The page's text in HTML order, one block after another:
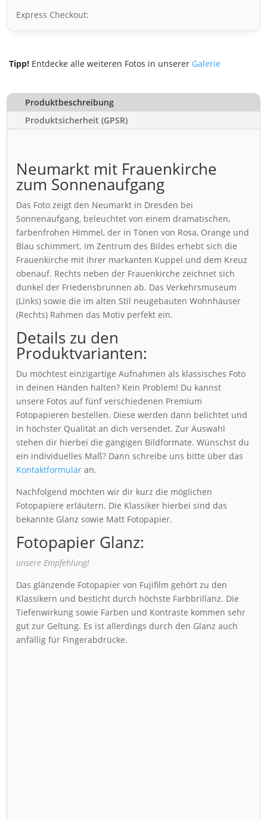
Express Checkout:
Tipp! Entdecke alle weiteren Fotos in unserer Galerie
Produktbeschreibung
Produktsicherheit (GPSR)
Neumarkt mit Frauenkirche
zum Sonnenaufgang
Das Foto zeigt den Neumarkt in Dresden bei
Sonnenaufgang, beleuchtet von einem dramatischen,
farbenfrohen Himmel, der in Tönen von Rosa, Orange und
Blau schimmert. Im Zentrum des Bildes erhebt sich die
Frauenkirche mit ihrer markanten Kuppel und dem Kreuz
obenauf. Rechts neben der Frauenkirche zeichnet sich
dunkel der Friedensbrunnen ab. Das Verkehrsmuseum
(Links) sowie die im alten Stil neugebauten Wohnhäuser
(Rechts) Rahmen das Motiv perfekt ein.
Details zu den
Produktvarianten:
Du möchtest einzigartige Aufnahmen als klassisches Foto
in deinen Händen halten? Kein Problem! Du kannst
unsere Fotos auf fünf verschiedenen Premium
Fotopapieren bestellen. Diese werden dann belichtet und
in höchster Qualität an dich versendet. Zur Auswahl
stehen dir hierbei die gängigen Bildformate. Wünschst du
ein individuelles Maß? Dann schreibe uns bitte über das
Kontaktformular an.
Nachfolgend möchten wir dir kurz die möglichen
Fotopapiere erläutern. Die Klassiker hierbei sind das
bekannte Glanz sowie Matt Fotopapier.
Fotopapier Glanz:
unsere Empfehlung!
Das glänzende Fotopapier von Fujifilm gehört zu den
Klassikern und besticht durch höchste Farbbrillanz. Die
Tiefenwirkung sowie Farben und Kontraste kommen sehr
gut zur Geltung. Es ist allerdings durch den Glanz auch
anfällig für Fingerabdrücke.